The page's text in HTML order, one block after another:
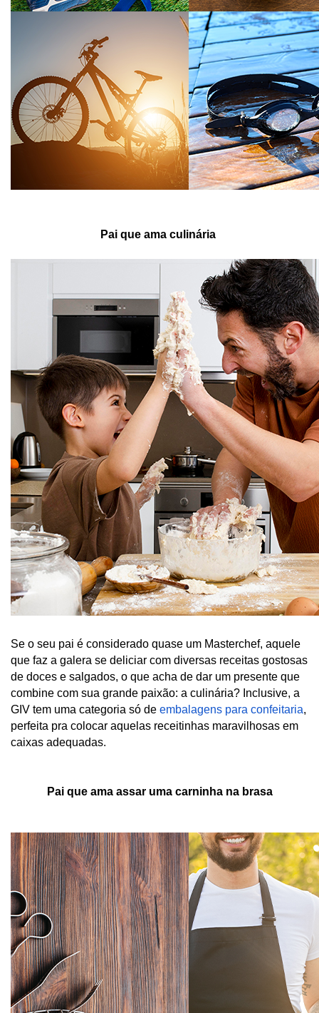
Pai que ama culinária
Se o seu pai é considerado quase um Masterchef, aquele
que faz a galera se deliciar com diversas receitas gostosas
de doces e salgados, o que acha de dar um presente que
combine com sua grande paixão: a culinária? Inclusive, a
GIV tem uma categoria só de embalagens para confeitaria,
perfeita pra colocar aquelas receitinhas maravilhosas em
caixas adequadas.
Pai que ama assar uma carninha na brasa